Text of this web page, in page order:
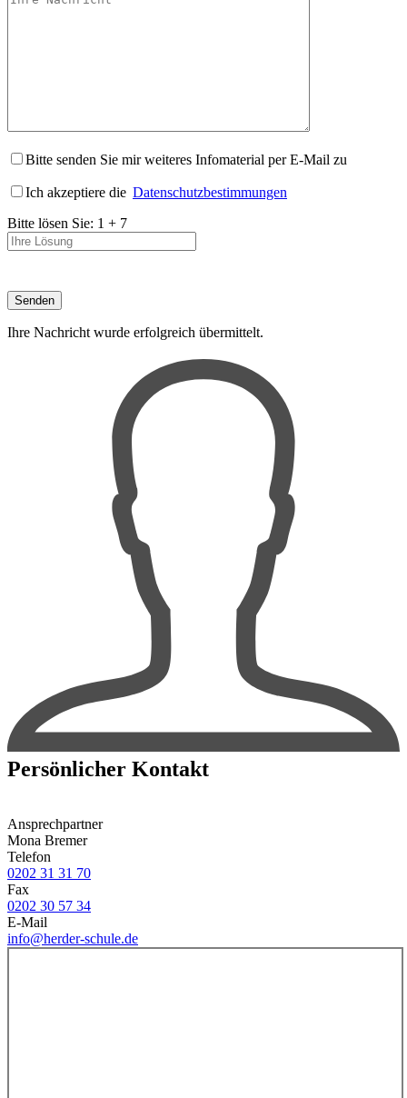
Bitte senden Sie mir weiteres Infomaterial per E-Mail zu
Ich akzeptiere die Datenschutzbestimmungen
Bitte lösen Sie: 1 + 7
Ihre Nachricht wurde erfolgreich übermittelt.
Persönlicher Kontakt
Ansprechpartner
Mona Bremer
Telefon
0202 31 31 70
Fax
0202 30 57 34
E-Mail
info@herder-schule.de